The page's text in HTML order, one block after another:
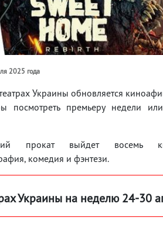
2025 года
Украины обновляется
посмотреть премьеру недели
прокат выйдет восемь
комедия и фэнтези.
Украины на неделю 24-30